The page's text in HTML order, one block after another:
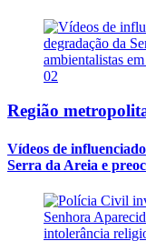
02
Região
Vídeos de
Serra da Areia e